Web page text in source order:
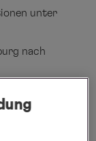
unter
nach
nach